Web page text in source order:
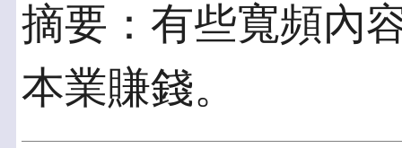
摘要：有些寬頻內
本業賺錢。